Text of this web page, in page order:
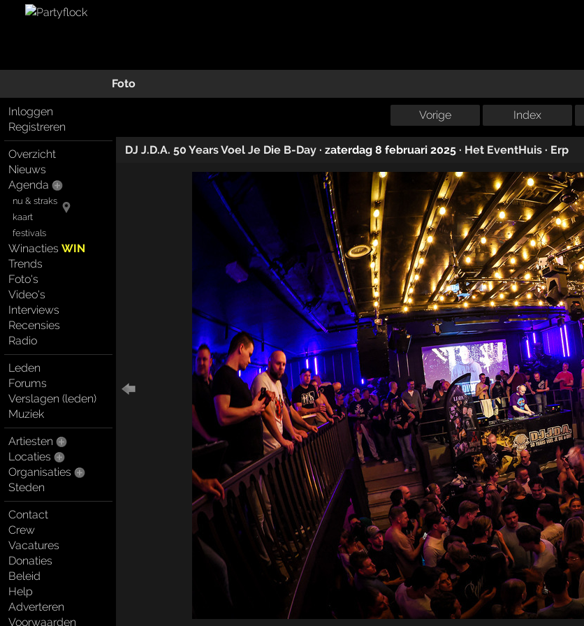
Foto
Inloggen
Registreren
Overzicht
Nieuws
Agenda
nu & straks
kaart
festivals
WinactiesWIN
Trends
Foto's
Video's
Interviews
Recensies
Radio
Leden
Forums
Verslagen (leden)
Muziek
Artiesten
Locaties
Organisaties
Steden
Contact
Crew
Vacatures
Donaties
Beleid
Help
Adverteren
Voorwaarden
Vorige Index
DJ J.D.A. 50 Years Voel Je Die B-Day · zaterdag 8 februari 2025 · Het EventHuis · Erp